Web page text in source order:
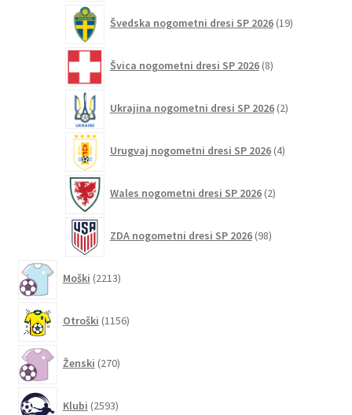
Švedska nogometni dresi SP 2026 19izdelkov
Švica nogometni dresi SP 2026 8izdelkov
Ukrajina nogometni dresi SP 2026 2izdelka
Urugvaj nogometni dresi SP 2026 4izdelki
Wales nogometni dresi SP 2026 2izdelka
ZDA nogometni dresi SP 2026 98izdelkov
Moški 2213izdelkov
Otroški 1156izdelkov
Ženski 270izdelkov
Klubi 2593